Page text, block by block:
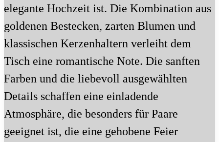
elegante Hochzeit ist. Die Kombination aus
goldenen Bestecken, zarten Blumen und
klassischen Kerzenhaltern verleiht dem
Tisch eine romantische Note. Die sanften
Farben und die liebevoll ausgewählten
Details schaffen eine einladende
Atmosphäre, die besonders für Paare
geeignet ist, die eine gehobene Feier